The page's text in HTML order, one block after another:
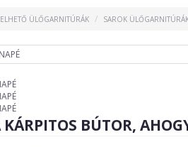
ÜLŐGARNITÚRÁK
SAROK
KÁRPITOS BÚTOR,